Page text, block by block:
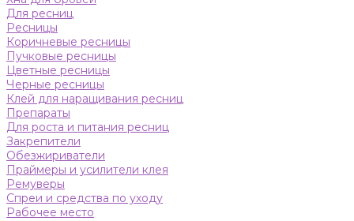
Для ресниц
Ресницы
Коричневые ресницы
Пучковые ресницы
Цветные ресницы
Черные ресницы
Клей для наращивания ресниц
Препараты
Для роста и питания ресниц
Закрепители
Обезжириватели
Праймеры и усилители клея
Ремуверы
Спреи и средства по уходу
Рабочее место